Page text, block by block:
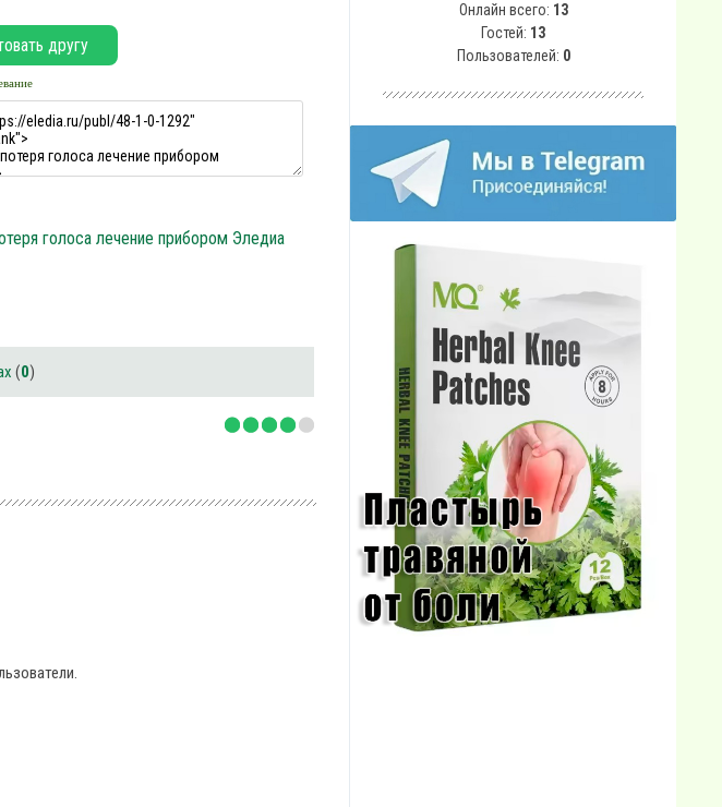
голоса лечение прибором Эледиа
(0)
Онлайн всего: 13
Гостей: 13
Пользователей: 0